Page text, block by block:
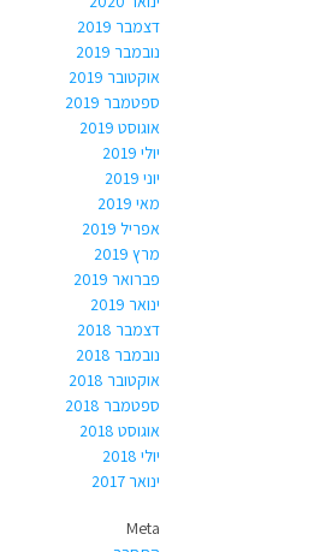
דצמבר 2019
נובמבר 2019
אוקטובר 2019
ספטמבר 2019
אוגוסט 2019
יולי 2019
יוני 2019
מאי 2019
אפריל 2019
מרץ 2019
פברואר 2019
ינואר 2019
דצמבר 2018
נובמבר 2018
אוקטובר 2018
ספטמבר 2018
אוגוסט 2018
יולי 2018
ינואר 2017
Meta